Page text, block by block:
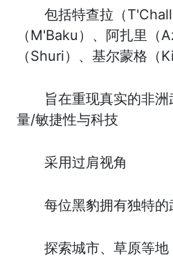
包括特查拉（
（M'Baku）、阿扎里（
（Shuri）、基尔蒙格（
旨在重现真实的非
量/敏捷性与科技
采用过肩视角
每位黑豹拥有独特
探索城市、草原等